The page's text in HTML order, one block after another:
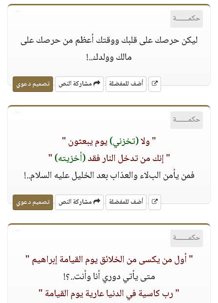
حكمــــــة
ليكن حرصك على قلبك ووقتك أعظم من حرصك على
مالك وولدك..!
أضف للمفضلة مشاركة النص تصميم دعوي
حكمــــــة
" وﻻ(تخزني)يوم يبعثون "
" إنك من تدخل النار فقد(أخزيته)"
فمن يأمن البﻻء والعذاب بعد الخليل عليه السلام..!
أضف للمفضلة مشاركة النص تصميم دعوي
حكمــــــة
" أول من يكسى من الخلائق يوم القيامة إبراهيم "
متى يأتي دوري أنا وأنت..؟!
" رب كاسية في الدنيا عارية يوم القيامة "